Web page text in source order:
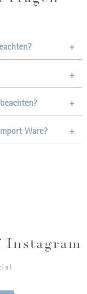
Ware?
Instagram